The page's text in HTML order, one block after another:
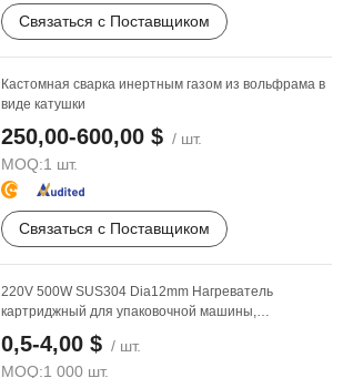
Связаться с Поставщиком
Кастомная сварка инертным газом из вольфрама в
виде катушки
250,00-600,00 $ / шт.
MOQ:1 шт.
Связаться с Поставщиком
220V 500W SUS304 Dia12mm Нагреватель
картриджный для упаковочной машины,
нагревательный
0,5-4,00 $ / шт.
MOQ:1 000 шт.